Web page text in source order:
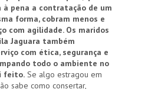
à pena a contratação de um
forma, cobram menos e
com agilidade. Os maridos
Jaguara também
com ética, segurança e
todo o ambiente no
feito. Se algo estragou em
sabe como consertar,